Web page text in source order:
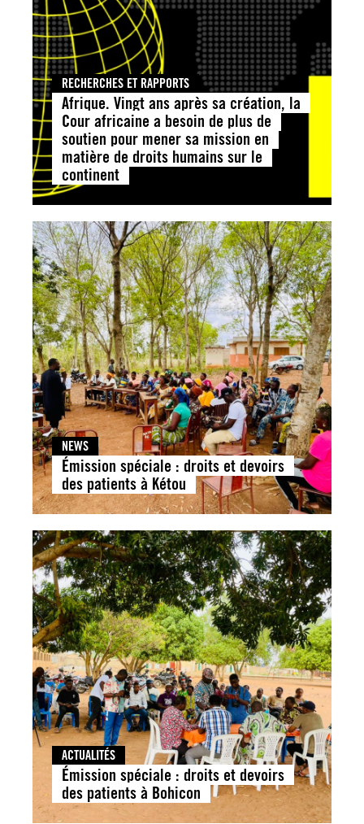
RECHERCHES ET RAPPORTS
Afrique. Vingt ans après sa création, la
Cour africaine a besoin de plus de
soutien pour mener sa mission en
matière de droits humains sur le
continent
NEWS
Émission spéciale : droits et devoirs
des patients à Kétou
ACTUALITÉS
Émission spéciale : droits et devoirs
des patients à Bohicon